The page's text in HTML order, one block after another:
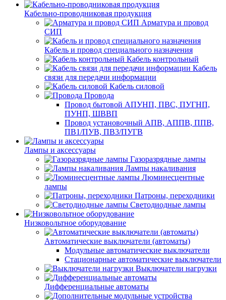
Кабельно-проводниковая продукция
Арматура и провод
СИП
Кабель и провод специального назначения
Кабель контрольный
Кабель
связи для передачи информации
Кабель силовой
Провода
Провод бытовой АПУНП, ПВС, ПУГНП,
ПУНП, ШВВП
Провод установочный АПВ, АППВ, ППВ,
ПВ1/ПУВ, ПВ3/ПУГВ
Лампы и аксессуары
Газоразрядные лампы
Лампы накаливания
Люминесцентные
лампы
Патроны, переходники
Светодиодные лампы
Низковольтное оборудование
Автоматические выключатели (автоматы)
Модульные автоматические выключатели
Стационарные автоматические выключатели
Выключатели нагрузки
Дифференциальные автоматы